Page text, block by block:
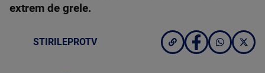
extrem de grele.
STIRILEPROTV